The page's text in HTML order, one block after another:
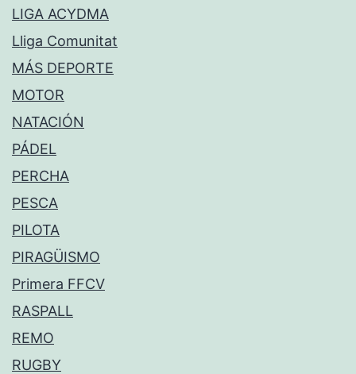
LIGA ACYDMA
Lliga Comunitat
MÁS DEPORTE
MOTOR
NATACIÓN
PÁDEL
PERCHA
PESCA
PILOTA
PIRAGÜISMO
Primera FFCV
RASPALL
REMO
RUGBY